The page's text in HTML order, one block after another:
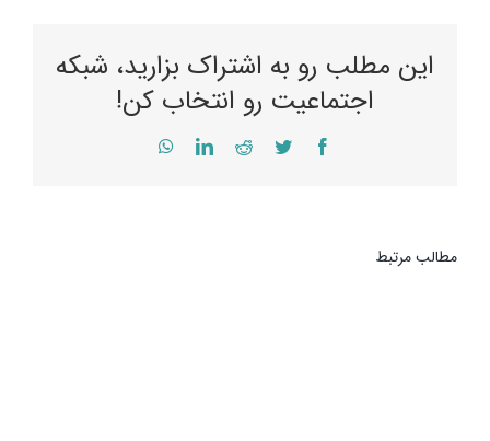
این مطلب رو به اشتراک بزارید، شبکه
اجتماعیت رو انتخاب کن!
Facebook
Twitter
Reddit
LinkedIn
WhatsApp
مطالب مرتبط